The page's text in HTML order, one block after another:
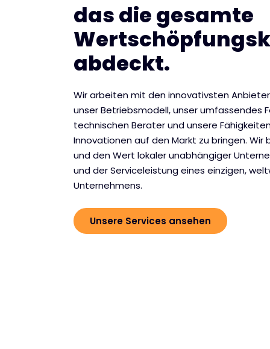
das die gesamte
abdeckt.
Wir arbeiten mit den innovativsten
unser Betriebsmodell, unser umfassendes
technischen Berater und unsere
Innovationen auf den Markt zu bringen. Wir
und den Wert lokaler unabhängiger
und der Serviceleistung eines einzigen,
Unternehmens.
Unsere Services ansehen